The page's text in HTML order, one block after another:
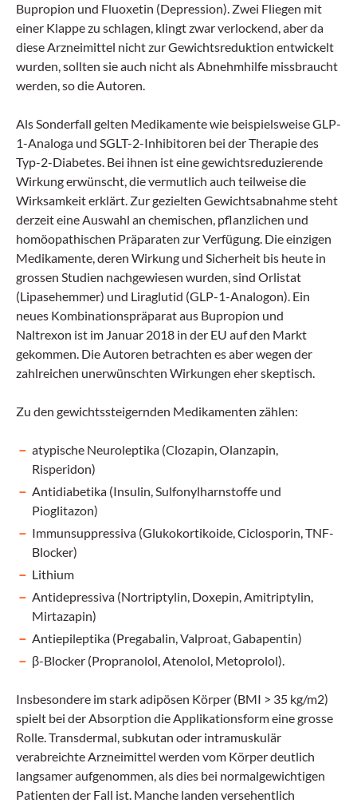
Bupropion und Fluoxetin (Depression). Zwei Fliegen mit
einer Klappe zu schlagen, klingt zwar verlockend, aber da
diese Arzneimittel nicht zur Gewichtsreduktion entwickelt
wurden, sollten sie auch nicht als Abnehmhilfe missbraucht
werden, so die Autoren.
Als Sonderfall gelten Medikamente wie beispielsweise GLP-
1-Analoga und SGLT-2-Inhibitoren bei der Therapie des
Typ-2-Diabetes. Bei ihnen ist eine gewichtsreduzierende
Wirkung erwünscht, die vermutlich auch teilweise die
Wirksamkeit erklärt. Zur gezielten Gewichtsabnahme steht
derzeit eine Auswahl an chemischen, pflanzlichen und
homöopathischen Präparaten zur Verfügung. Die einzigen
Medikamente, deren Wirkung und Sicherheit bis heute in
grossen Studien nachgewiesen wurden, sind Orli­stat
(Lipasehemmer) und Liraglutid (GLP-1-Analogon). Ein
neues Kombinationspräparat aus Bupropion und
Naltrexon ist im Januar 2018 in der EU auf den Markt
gekommen. Die Autoren betrachten es aber wegen der
zahlreichen unerwünschten Wirkungen eher skeptisch.
Zu den gewichtssteigernden Medikamenten zählen:
atypische Neuroleptika (Clozapin, Olanzapin,
Risperidon)
Antidiabetika (Insulin, Sulfonylharnstoffe und
Pioglitazon)
Immunsuppressiva (Glukokortikoide, Ciclosporin, TNF-
Blocker)
Lithium
Antidepressiva (Nortriptylin, Doxepin, Amitriptylin,
Mirtazapin)
Antiepileptika (Pregabalin, Valproat, Gabapentin)
β-Blocker (Propranolol, Atenolol, Metoprolol).
Insbesondere im stark adipösen Körper (BMI > 35 kg/m2)
spielt bei der Absorption die Applikationsform eine grosse
Rolle. Transdermal, subkutan oder intramuskulär
verabreichte Arzneimittel werden vom Körper deutlich
langsamer aufgenommen, als dies bei normalgewichtigen
Patienten der Fall ist. Manche landen versehentlich